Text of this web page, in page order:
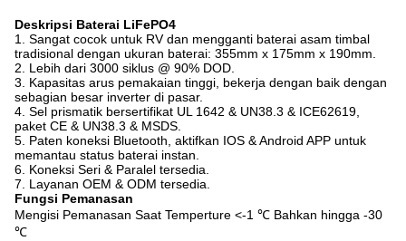
Deskripsi Baterai LiFePO4
1. Sangat cocok untuk RV dan mengganti baterai asam timbal
tradisional dengan ukuran baterai: 355mm x 175mm x 190mm.
2. Lebih dari 3000 siklus @ 90% DOD.
3. Kapasitas arus pemakaian tinggi, bekerja dengan baik dengan
sebagian besar inverter di pasar.
4. Sel prismatik bersertifikat UL 1642 & UN38.3 & ICE62619,
paket CE & UN38.3 & MSDS.
5. Paten koneksi Bluetooth, aktifkan IOS & Android APP untuk
memantau status baterai instan.
6. Koneksi Seri & Paralel tersedia.
7. Layanan OEM & ODM tersedia.
Fungsi Pemanasan
Mengisi Pemanasan Saat Temperture <-1 ℃ Bahkan hingga -30
℃